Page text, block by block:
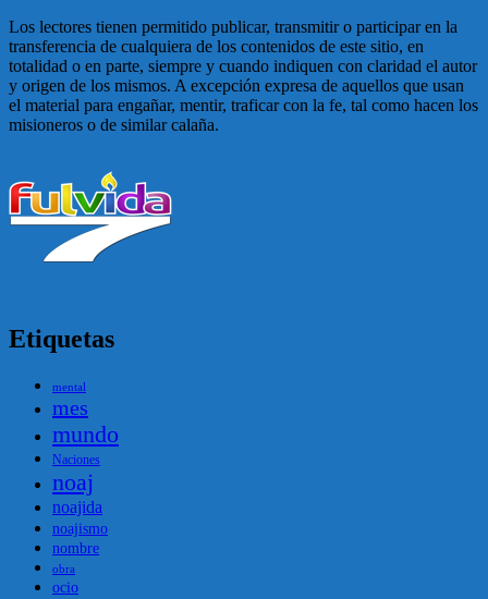
Los lectores tienen permitido publicar, transmitir o participar en la
transferencia de cualquiera de los contenidos de este sitio, en
totalidad o en parte, siempre y cuando indiquen con claridad el autor
y origen de los mismos. A excepción expresa de aquellos que usan
el material para engañar, mentir, traficar con la fe, tal como hacen los
misioneros o de similar calaña.
Etiquetas
mental
mes
mundo
Naciones
noaj
noajida
noajismo
nombre
obra
ocio